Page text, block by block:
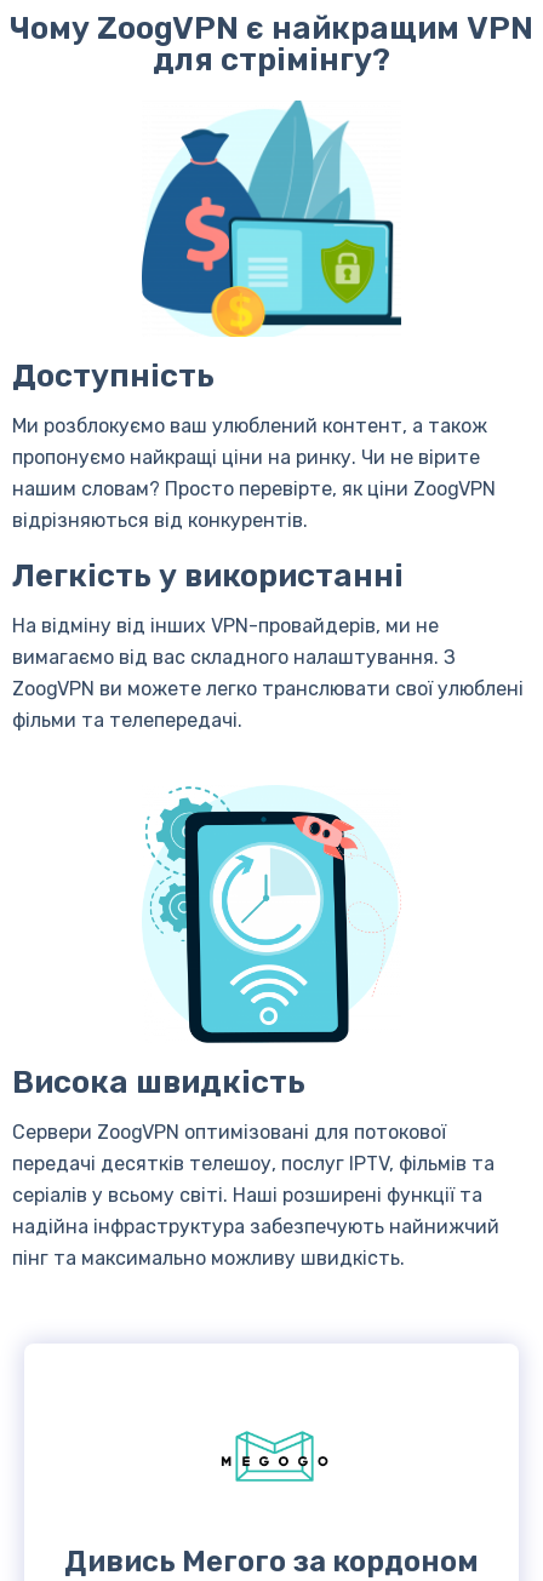
Чому ZoogVPN є найкращим VPN
для стрімінгу?
Доступність
Ми розблокуємо ваш улюблений контент, а також
пропонуємо найкращі ціни на ринку. Чи не вірите
нашим словам? Просто перевірте, як ціни ZoogVPN
відрізняються від конкурентів.
Легкість у використанні
На відміну від інших VPN-провайдерів, ми не
вимагаємо від вас складного налаштування. З
ZoogVPN ви можете легко транслювати свої улюблені
фільми та телепередачі.
Висока швидкість
Сервери ZoogVPN оптимізовані для потокової
передачі десятків телешоу, послуг IPTV, фільмів та
серіалів у всьому світі. Наші розширені функції та
надійна інфраструктура забезпечують найнижчий
пінг та максимально можливу швидкість.
Дивись Мегого за кордоном